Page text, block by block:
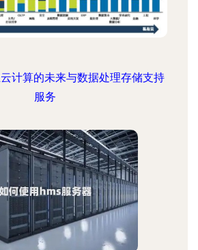
云计算的未来与数据处理存储支持
服务